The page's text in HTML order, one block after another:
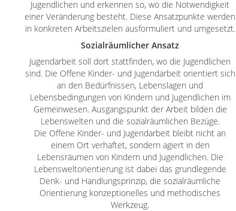
Jugendlichen und erkennen so, wo die Notwendigkeit
einer Veränderung besteht. Diese Ansatzpunkte werden
in konkreten Arbeitszielen ausformuliert und umgesetzt.
Sozialräumlicher Ansatz
Jugendarbeit soll dort stattfinden, wo die Jugendlichen
sind. Die Offene Kinder- und Jugendarbeit orientiert sich
an den Bedürfnissen, Lebenslagen und
Lebensbedingungen von Kindern und Jugendlichen im
Gemeinwesen. Ausgangspunkt der Arbeit bilden die
Lebenswelten und die sozialräumlichen Bezüge.
Die Offene Kinder- und Jugendarbeit bleibt nicht an
einem Ort verhaftet, sondern agiert in den
Lebensräumen von Kindern und Jugendlichen. Die
Lebensweltorientierung ist dabei das grundlegende
Denk- und Handlungsprinzip, die sozialräumliche
Orientierung konzeptionelles und methodisches
Werkzeug.